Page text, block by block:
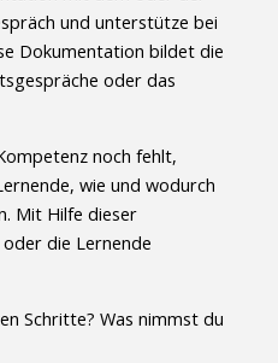
und unterstütze bei
Dokumentation bildet die
oder das
noch fehlt,
wie und wodurch
Mit Hilfe dieser
die Lernende
Schritte? Was nimmst du